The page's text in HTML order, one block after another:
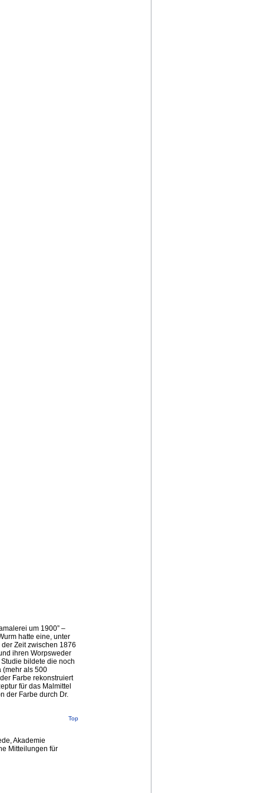
um 1900” –
hatte eine, unter
der Zeit zwischen 1876
ihren Worpsweder
bildete die noch
(mehr als 500
Farbe rekonstruiert
für das Malmittel
der Farbe durch Dr.
Top
Akademie
Mitteilungen für